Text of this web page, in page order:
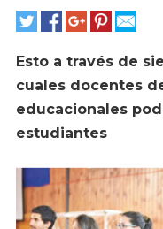
Esto a través de
cuales docentes
educacionales
estudiantes